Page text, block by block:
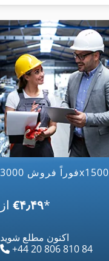
فوراً فروش 3000x1500
‎€۴٫۴۹*
اکنون مطلع شوید
+44 20 806 810 84